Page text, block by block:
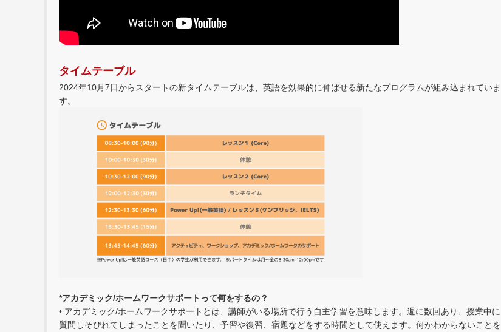
タイムテーブル
2024年10月7日からスタートの新タイムテーブルは、英語を効果的に伸ばせる新たなプログラムが組み込まれていま
す。
*アカデミック/ホームワークサポートって何をするの？
• アカデミック/ホームワークサポートとは、講師がいる場所で行う自主学習を意味します。週に数回あり、授業中に
質問しそびれてしまったことを聞いたり、予習や復習、宿題などをする時間として使えます。何かわからないことを